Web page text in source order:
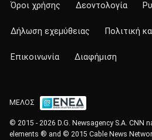
Όροι χρήσης Δεοντολογία
Δήλωση εχεμύθειας Πολιτική
Επικοινωνία Διαφήμιση
ΜΕΛΟΣ
© 2015 - 2026 D.G. Newsagency S.A. CNN
elements ® and © 2015 Cable News